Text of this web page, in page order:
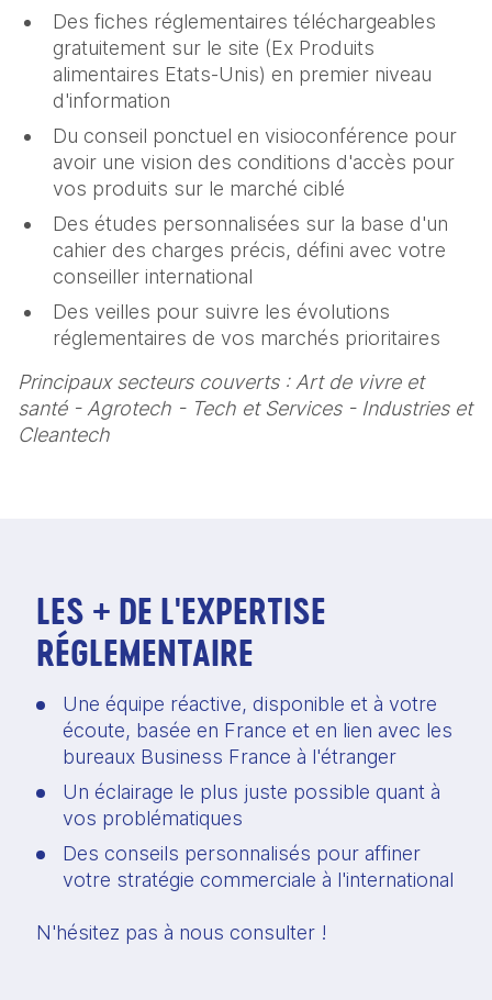
Des fiches réglementaires téléchargeables
gratuitement sur le site (Ex Produits
alimentaires Etats-Unis) en premier niveau
d'information
Du conseil ponctuel en visioconférence pour
avoir une vision des conditions d'accès pour
vos produits sur le marché ciblé
Des études personnalisées sur la base d'un
cahier des charges précis, défini avec votre
conseiller international
Des veilles pour suivre les évolutions
réglementaires de vos marchés prioritaires
Principaux secteurs couverts : Art de vivre et
santé - Agrotech - Tech et Services - Industries et
Cleantech
LES + DE L'EXPERTISE
RÉGLEMENTAIRE
Une équipe réactive, disponible et à votre
écoute, basée en France et en lien avec les
bureaux Business France à l'étranger
Un éclairage le plus juste possible quant à
vos problématiques
Des conseils personnalisés pour affiner
votre stratégie commerciale à l'international
N'hésitez pas à nous consulter !